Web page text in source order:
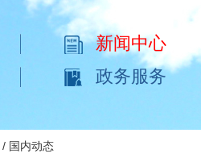
新闻中心
政务服务
/ 国内动态